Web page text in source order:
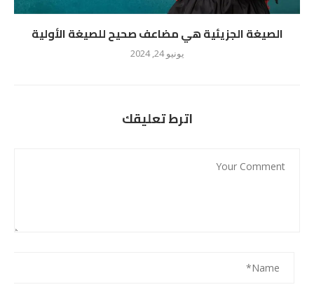
الصيغة الجزيئية هي مضاعف صحيح للصيغة الأولية
يونيو 24, 2024
اترط تعليقك